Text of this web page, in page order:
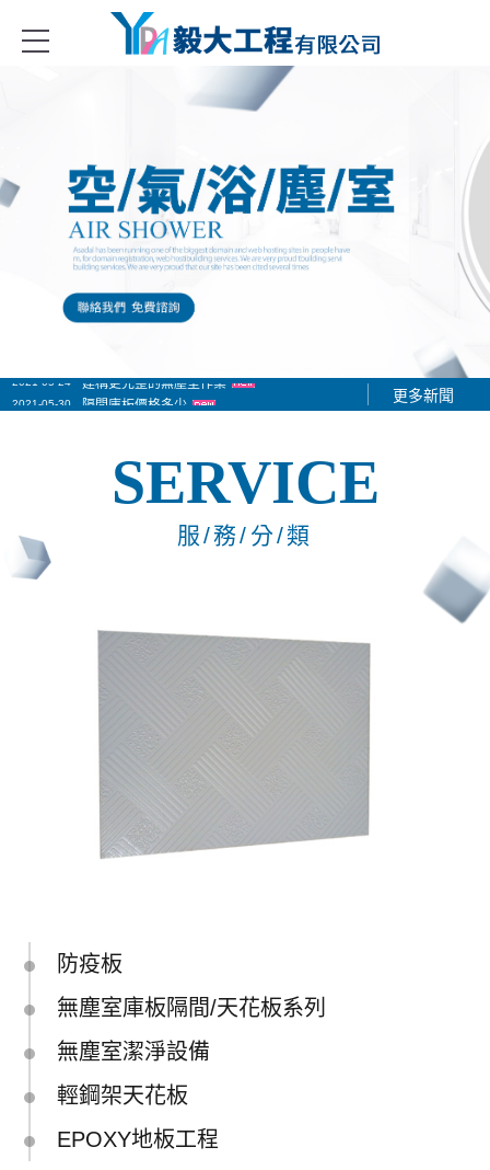
冷藏庫、金屬庫板隔間、無塵無菌室隔間系列、庫板門、冷凍冷
2021-06-01
2021-05-30 隔間庫板價格多少
2021-05-24 建構更完整的無塵室作業 更多新聞
SERVICE
服/務/分/類
防疫板
無塵室庫板隔間/天花板系列
無塵室潔淨設備
輕鋼架天花板
EPOXY地板工程